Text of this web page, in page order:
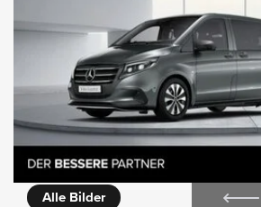
Alle Bilder